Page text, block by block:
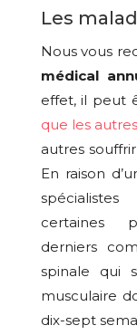
Les
Nous vous
médical
effet, il peut
que les
autres
En raison
certaines
derniers
spinale qui
musculaire
dix-sept